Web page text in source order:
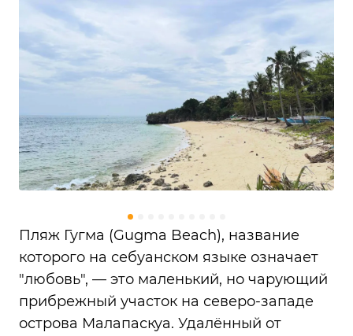
Пляж Гугма (Gugma Beach), название
которого на себуанском языке означает
"любовь", — это маленький, но чарующий
прибрежный участок на северо-западе
острова Малапаскуа. Удалённый от